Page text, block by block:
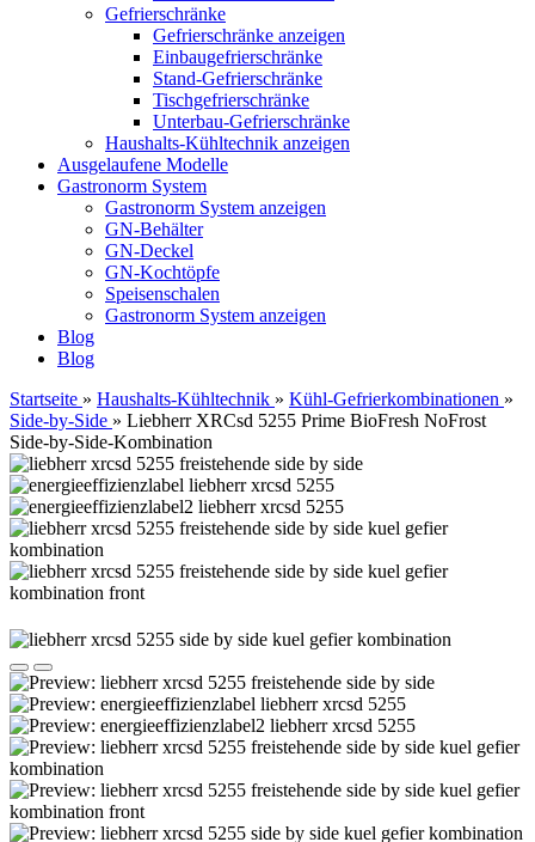
Gefrierschränke
Gefrierschränke anzeigen
Einbaugefrierschränke
Stand-Gefrierschränke
Tischgefrierschränke
Unterbau-Gefrierschränke
Haushalts-Kühltechnik anzeigen
Ausgelaufene Modelle
Gastronorm System
Gastronorm System anzeigen
GN-Behälter
GN-Deckel
GN-Kochtöpfe
Speisenschalen
Gastronorm System anzeigen
Blog
Blog
Startseite » Haushalts-Kühltechnik » Kühl-Gefrierkombinationen »
Side-by-Side » Liebherr XRCsd 5255 Prime BioFresh NoFrost
Side-by-Side-Kombination